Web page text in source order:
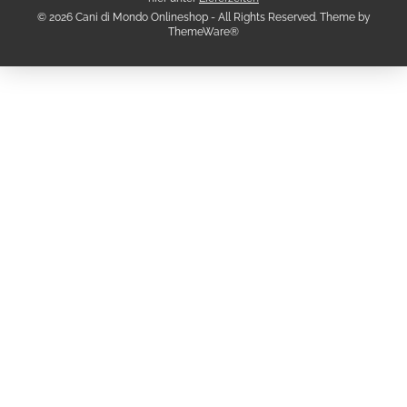
© 2026 Cani di Mondo Onlineshop - All Rights Reserved. Theme by
ThemeWare®